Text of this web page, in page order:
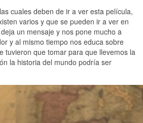
cuales deben de ir a ver esta película,
varios y que se pueden ir a ver en
un mensaje y nos pone mucho a
y al mismo tiempo nos educa sobre
tuvieron que tomar para que llevemos la
la historia del mundo podría ser